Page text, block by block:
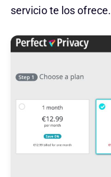
servicio te los ofrece.